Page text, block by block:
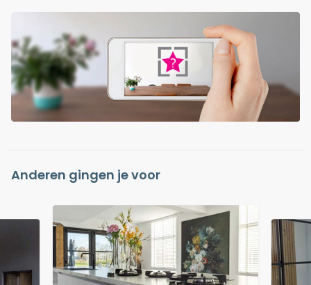
Anderen gingen je voor